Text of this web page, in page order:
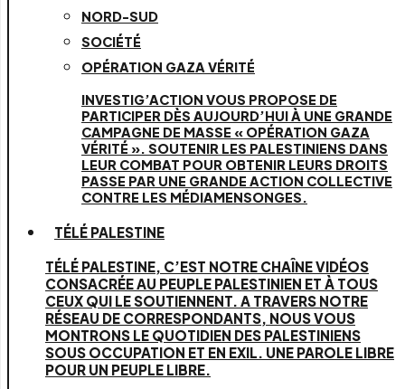
NORD-SUD
SOCIÉTÉ
OPÉRATION GAZA VÉRITÉ
INVESTIG’ACTION VOUS PROPOSE DE
PARTICIPER DÈS AUJOURD’HUI À UNE GRANDE
CAMPAGNE DE MASSE « OPÉRATION GAZA
VÉRITÉ ». SOUTENIR LES PALESTINIENS DANS
LEUR COMBAT POUR OBTENIR LEURS DROITS
PASSE PAR UNE GRANDE ACTION COLLECTIVE
CONTRE LES MÉDIAMENSONGES.
TÉLÉ PALESTINE
TÉLÉ PALESTINE, C’EST NOTRE CHAÎNE VIDÉOS
CONSACRÉE AU PEUPLE PALESTINIEN ET À TOUS
CEUX QUI LE SOUTIENNENT. A TRAVERS NOTRE
RÉSEAU DE CORRESPONDANTS, NOUS VOUS
MONTRONS LE QUOTIDIEN DES PALESTINIENS
SOUS OCCUPATION ET EN EXIL. UNE PAROLE LIBRE
POUR UN PEUPLE LIBRE.